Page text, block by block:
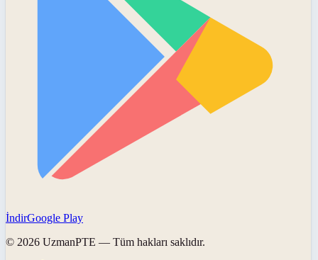
İndirGoogle Play
© 2026 UzmanPTE — Tüm hakları saklıdır.